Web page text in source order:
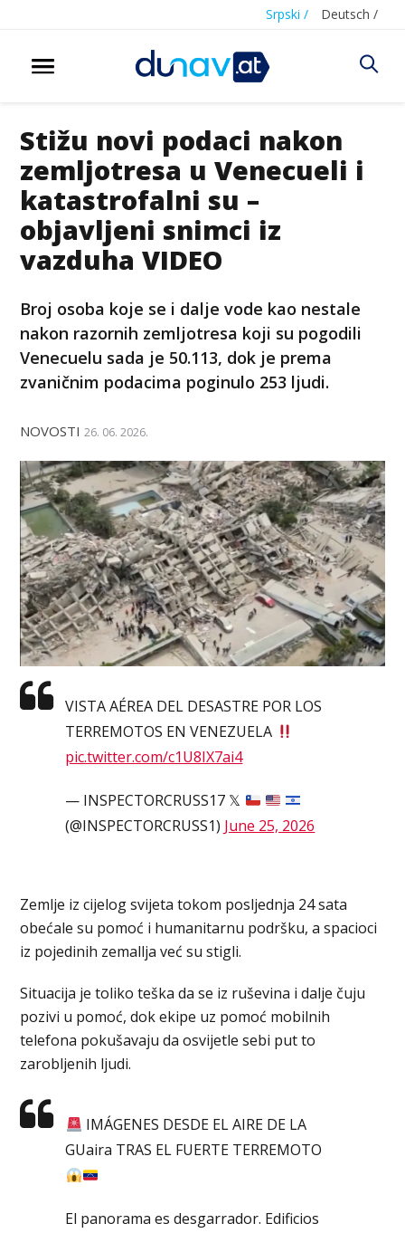
Srpski / Deutsch /
Stižu novi podaci nakon
zemljotresa u Venecueli i
katastrofalni su –
objavljeni snimci iz
vazduha VIDEO
Broj osoba koje se i dalje vode kao nestale
nakon razornih zemljotresa koji su pogodili
Venecuelu sada je 50.113, dok je prema
zvaničnim podacima poginulo 253 ljudi.
NOVOSTI 26. 06. 2026.
VISTA AÉREA DEL DESASTRE POR LOS
TERREMOTOS EN VENEZUELA
pic.twitter.com/c1U8IX7ai4
— INSPECTORCRUSS17 𝕏
(@INSPECTORCRUSS1) June 25, 2026
Zemlje iz cijelog svijeta tokom posljednja 24 sata
obećale su pomoć i humanitarnu podršku, a spacioci
iz pojedinih zemallja već su stigli.
Situacija je toliko teška da se iz ruševina i dalje čuju
pozivi u pomoć, dok ekipe uz pomoć mobilnih
telefona pokušavaju da osvijetle sebi put to
zarobljenih ljudi.
IMÁGENES DESDE EL AIRE DE LA
GUaira TRAS EL FUERTE TERREMOTO
El panorama es desgarrador. Edificios